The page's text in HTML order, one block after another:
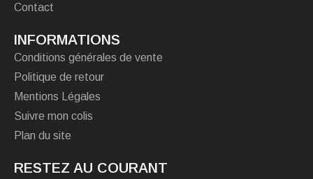
Contact
INFORMATIONS
Conditions générales de vente
Politique de retour
Mentions Légales
Suivre mon colis
Plan du site
RESTEZ AU COURANT